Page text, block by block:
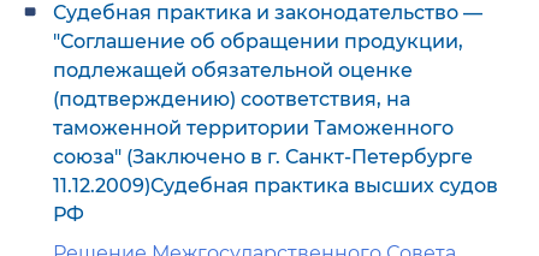
Судебная практика и законодательство —
"Соглашение об обращении продукции,
подлежащей обязательной оценке
(подтверждению) соответствия, на
таможенной территории Таможенного
союза" (Заключено в г. Санкт-Петербурге
11.12.2009)Судебная практика высших судов
РФ